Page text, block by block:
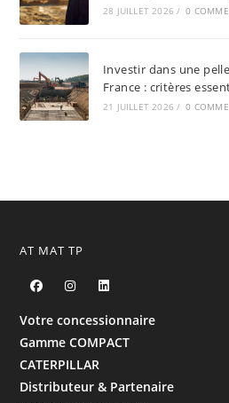
28 JUILLET 2026 / 0
Investir dans une
France : critères
21 JUILLET 2026 / 0
AT MAT TP
Votre concessionnaire
Gamme COMPACT
CATERPILLAR
Distributeur & Partenaire